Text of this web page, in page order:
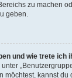
zu machen
geben.
und wie trete ich
möchtest, kannst du